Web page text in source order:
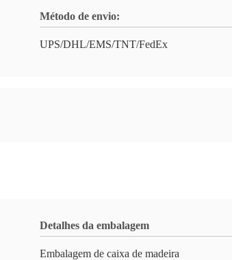
Método de envio:
UPS/DHL/EMS/TNT/FedEx
Detalhes da embalagem
Embalagem de caixa de madeira